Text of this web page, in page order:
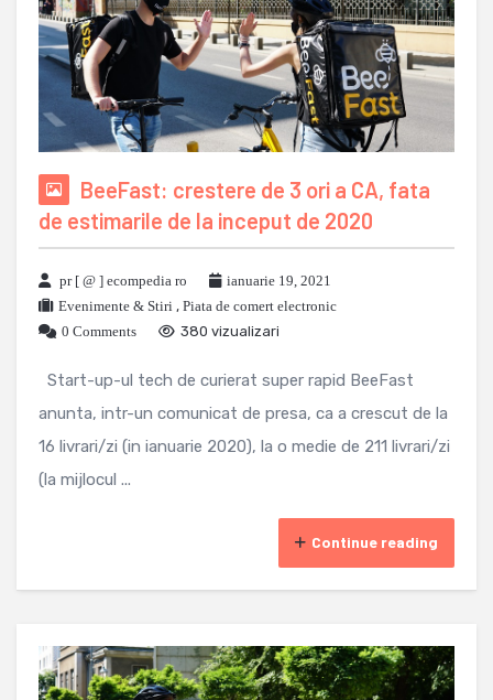
BeeFast: crestere de 3 ori a CA, fata
de estimarile de la inceput de 2020
pr [ @ ] ecompedia ro
ianuarie 19, 2021
Evenimente & Stiri , Piata de comert electronic
0 Comments
380 vizualizari
Start-up-ul tech de curierat super rapid BeeFast
anunta, intr-un comunicat de presa, ca a crescut de la
16 livrari/zi (in ianuarie 2020), la o medie de 211 livrari/zi
(la mijlocul ...
Continue reading